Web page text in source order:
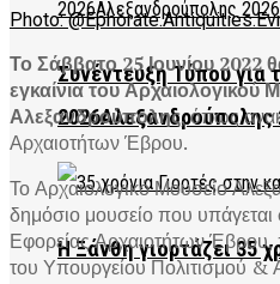
Συνέντευξη Τύπου για
2026Αλεξανδρούπολης
Η Ξάνθη γιορτάζει 35
Photo:
Το Σάββατο 25 Ιουνίου 2022
εγκαίνια του Αρχαιολογικού
Αλεξανδρούπολης, όπως
Αρχαιοτήτων Έβρου.
Το Αρχαιολογικό Μουσείο
δημόσιο μουσείο που υπάγεται
Εφορείας Αρχαιοτήτων Έβρου,
του Υπουργείου Πολιτισμού &